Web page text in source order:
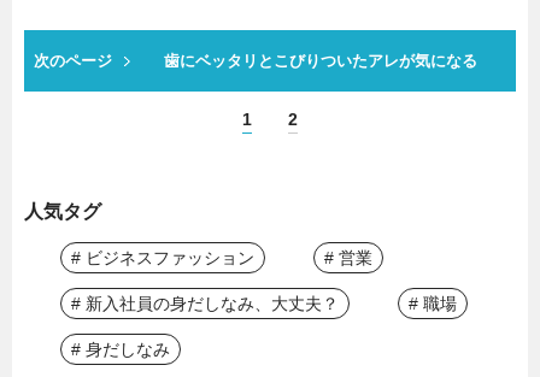
次のページ 歯にベッタリとこびりついたアレが気になる
1 2
人気タグ
# ビジネスファッション # 営業
# 新入社員の身だしなみ、大丈夫？ # 職場
# 身だしなみ